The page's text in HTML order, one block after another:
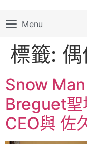
Menu
標籤:
Snow
Breguet
CEO與 佐